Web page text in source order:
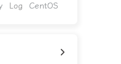
Log CentOS